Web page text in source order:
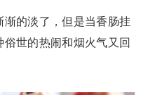
的淡了，但是当香肠挂
世的热闹和烟火气又回